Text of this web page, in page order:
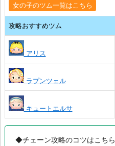
女の子のツム一覧はこちら
攻略おすすめツム
アリス
ラプンツェル
キュートエルサ
◆チェーン攻略のコツはこちら